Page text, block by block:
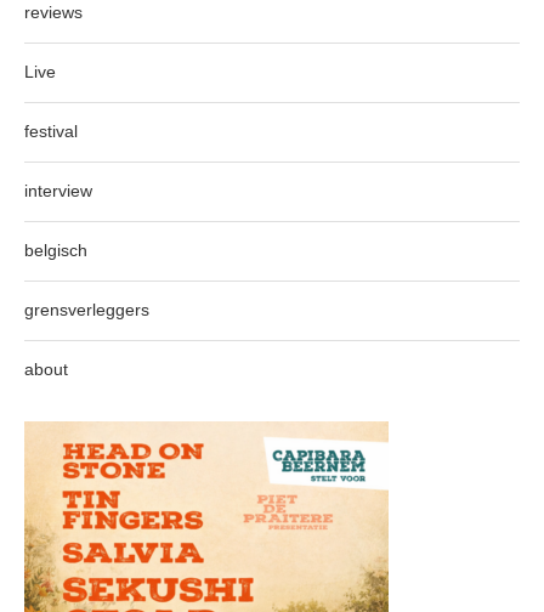
reviews
Live
festival
interview
belgisch
grensverleggers
about